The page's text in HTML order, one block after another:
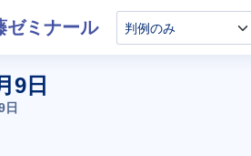
ゼミナール
9日
日